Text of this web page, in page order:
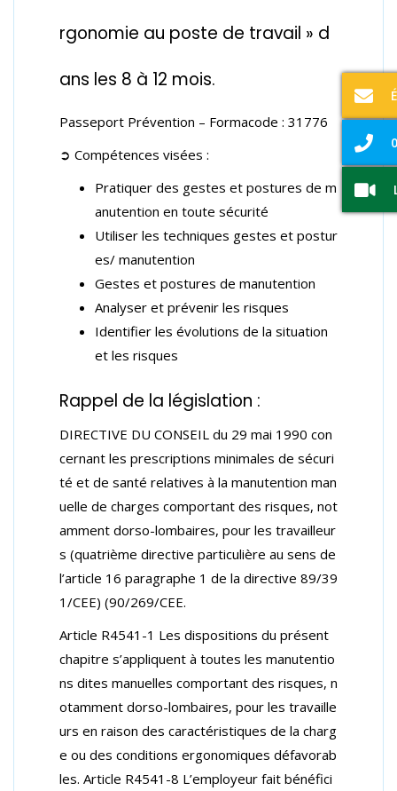
rgonomie au poste de travail » d
ans les 8 à 12 mois.
Passeport Prévention – Formacode : 31776
➲ Compétences visées :
Pratiquer des gestes et postures de m
anutention en toute sécurité
Utiliser les techniques gestes et postur
es/ manutention
Gestes et postures de manutention
Analyser et prévenir les risques
Identifier les évolutions de la situation
et les risques
Rappel de la législation :
DIRECTIVE DU CONSEIL du 29 mai 1990 con
cernant les prescriptions minimales de sécuri
té et de santé relatives à la manutention man
uelle de charges comportant des risques, not
amment dorso-lombaires, pour les travailleur
s (quatrième directive particulière au sens de
l’article 16 paragraphe 1 de la directive 89/39
1/CEE) (90/269/CEE.
Article R4541-1 Les dispositions du présent
chapitre s’appliquent à toutes les manutentio
ns dites manuelles comportant des risques, n
otamment dorso-lombaires, pour les travaille
urs en raison des caractéristiques de la charg
e ou des conditions ergonomiques défavorab
les. Article R4541-8 L’employeur fait bénéfici